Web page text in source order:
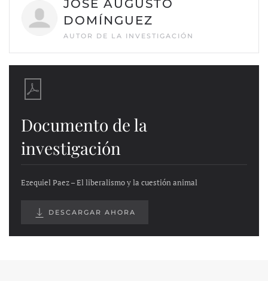
JOSÉ AUGUSTO
DOMÍNGUEZ
AUTOR DE LA INVESTIGACIÓN
Documento de la
investigación
Ezequiel Paez – El liberalismo y la cuestión animal
DESCARGAR AHORA